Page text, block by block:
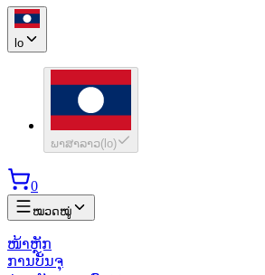
lo
ພາສາລາວ( lo)
0
ໝວດໝູ່
ໜ້າຫຼັກ
ການບັນຈຸ